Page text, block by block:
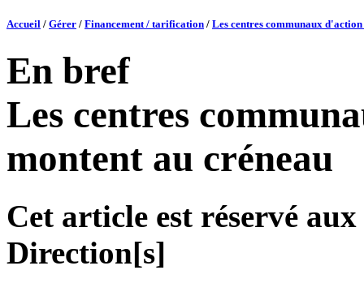
Accueil / Gérer / Financement / tarification / Les centres communaux
En bref
Les centres
montent au créneau
Cet article est réservé
Direction[s]